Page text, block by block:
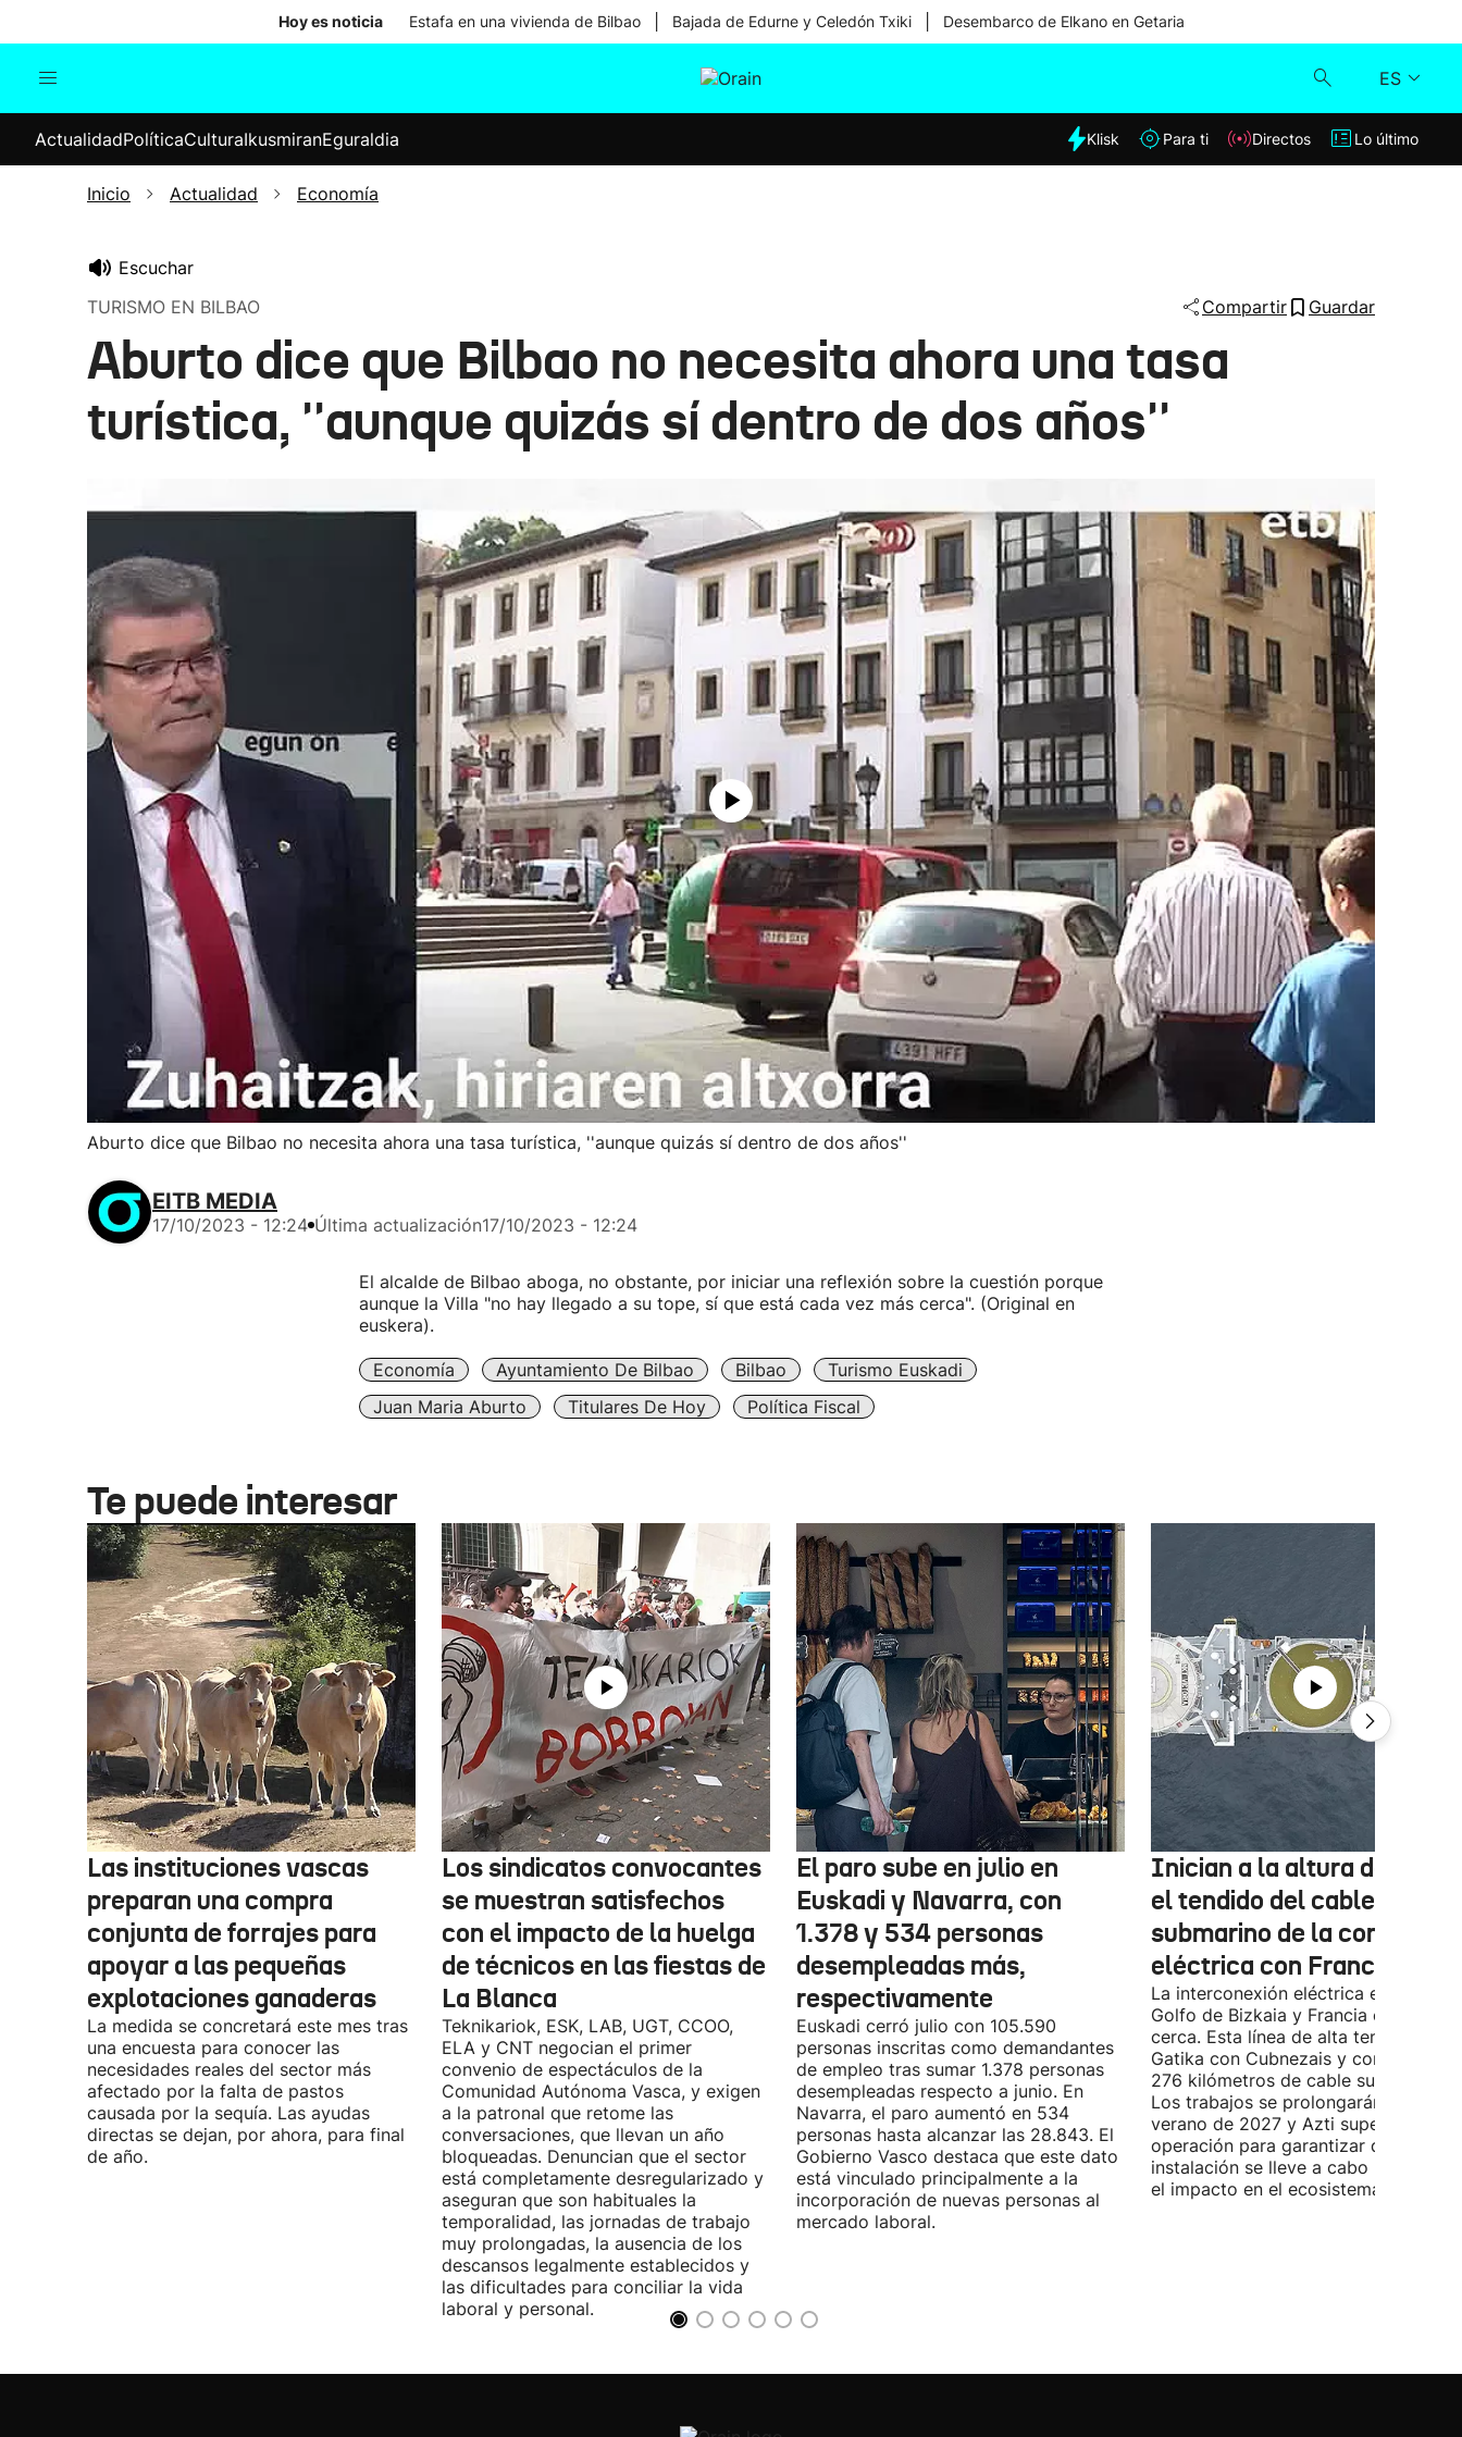
Hoy es noticia Estafa en una vivienda de Bilbao Bajada de Edurne y Celedón Txiki Desembarco de Elkano en Getaria
ES
Internacional
Elecciones
Klisk
ActualidadPolíticaCulturaIkusmiranEguraldia Klisk Para ti Directos Lo último
Inicio Actualidad Economía
Escuchar
TURISMO EN BILBAO
Compartir Guardar
Aburto dice que Bilbao no necesita ahora una tasa
turística, ''aunque quizás sí dentro de dos años''
Aburto dice que Bilbao no necesita ahora una tasa turística, ''aunque quizás sí dentro de dos años''
EITB MEDIA
17/10/2023 - 12:24 Última actualización17/10/2023 - 12:24
El alcalde de Bilbao aboga, no obstante, por iniciar una reflexión sobre la cuestión porque
aunque la Villa "no hay llegado a su tope, sí que está cada vez más cerca". (Original en
euskera).
Economía Ayuntamiento De Bilbao Bilbao
Turismo Euskadi
Juan Maria Aburto
Titulares De Hoy Política Fiscal
Te puede interesar
Las instituciones vascas
preparan una compra
conjunta de forrajes para
apoyar a las pequeñas
explotaciones ganaderas
La medida se concretará este mes tras
una encuesta para conocer las
necesidades reales del sector más
afectado por la falta de pastos
causada por la sequía. Las ayudas
directas se dejan, por ahora, para final
de año.
Los sindicatos convocantes
se muestran satisfechos
con el impacto de la huelga
de técnicos en las fiestas de
La Blanca
Teknikariok, ESK, LAB, UGT, CCOO,
ELA y CNT negocian el primer
convenio de espectáculos de la
Comunidad Autónoma Vasca, y exigen
a la patronal que retome las
conversaciones, que llevan un año
bloqueadas. Denuncian que el sector
está completamente desregularizado y
aseguran que son habituales la
temporalidad, las jornadas de trabajo
muy prolongadas, la ausencia de los
descansos legalmente establecidos y
las dificultades para conciliar la vida
laboral y personal.
El paro sube en julio en
Euskadi y Navarra, con
1.378 y 534 personas
desempleadas más,
respectivamente
Euskadi cerró julio con 105.590
personas inscritas como demandantes
de empleo tras sumar 1.378 personas
desempleadas respecto a junio. En
Navarra, el paro aumentó en 534
personas hasta alcanzar las 28.843. El
Gobierno Vasco destaca que este dato
está vinculado principalmente a la
incorporación de nuevas personas al
mercado laboral.
Inician a la altura de
el tendido del cable
submarino de la conexión
eléctrica con Francia
La interconexión eléctrica entre el
Golfo de Bizkaia y Francia está más
cerca. Esta línea de alta tensión unirá
Gatika con Cubnezais y contará con
276 kilómetros de cable submarino.
Los trabajos se prolongarán hasta
verano de 2027 y Azti supervisará la
operación para garantizar que la
instalación se lleve a cabo
el impacto en el ecosistema marino.